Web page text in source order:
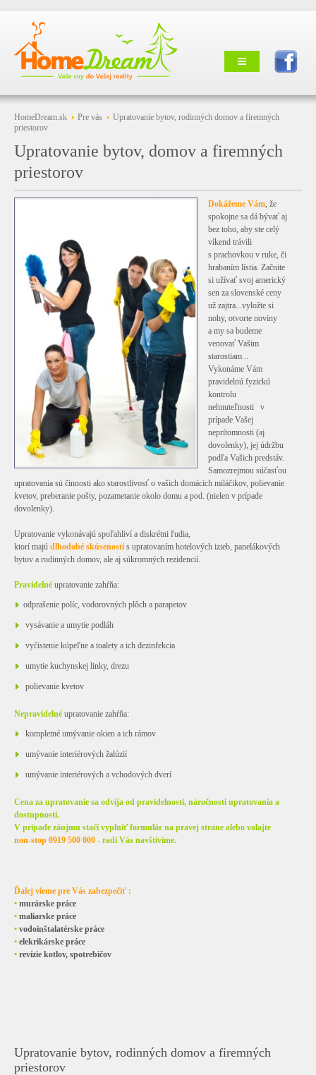
HomeDream.sk Pre vás
Upratovanie bytov, rodinných domov a firemných
priestorov
Upratovanie bytov, domov a firemných
priestorov
Dokážeme Vám, že
spokojne sa dá bývať aj
bez toho, aby ste celý
víkend trávili
s prachovkou v ruke, či
hrabaním lístia. Začnite
si užívať svoj americký
sen za slovenské ceny
už zajtra...vyložte si
nohy, otvorte noviny
a my sa budeme
venovať Vašim
starostiam...
Vykonáme Vám
pravidelnú fyzickú
kontrolu
nehnuteľnosti v
prípade Vašej
neprítomnosti (aj
dovolenky), jej údržbu
podľa Vašich predstáv.
Samozrejmou súčasťou
upratovania sú činnosti ako starostlivosť o vašich domácich miláčikov, polievanie
kvetov, preberanie pošty, pozametanie okolo domu a pod. (nielen v prípade
dovolenky).
Upratovanie vykonávajú spoľahliví a diskrétni ľudia,
ktorí majú dlhodobé skúsenosti s upratovaním hotelových izieb, panelákových
bytov a rodinných domov, ale aj súkromných rezidencií.
Pravidelné upratovanie zahŕňa:
odprašenie políc, vodorovných plôch a parapetov
vysávanie a umytie podláh
vyčistenie kúpeľne a toalety a ich dezinfekcia
umytie kuchynskej linky, drezu
polievanie kvetov
Nepravidelné upratovanie zahŕňa:
kompletné umývanie okien a ich rámov
umývanie interiérových žalúzií
umývanie interiérových a vchodových dverí
Cena za upratovanie sa odvíja od pravidelnosti, náročnosti upratovania a
dostupnosti.
V prípade záujmu stačí vyplniť formulár na pravej strane alebo volajte
non-stop 0919 500 000 - radi Vás navštívime.
Ďalej vieme pre Vás zabezpečiť :
• murárske práce
• maliarske práce
• vodoinštalatérske práce
• elekrikárske práce
• revízie kotlov, spotrebičov
Upratovanie bytov, rodinných domov a firemných
priestorov